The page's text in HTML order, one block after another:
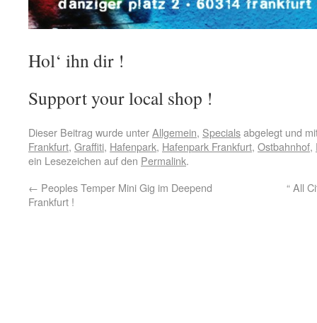
Hol‘ ihn dir !
Support your local shop !
Dieser Beitrag wurde unterAllgemein, Specialsabgelegt und
Frankfurt, Graffiti, Hafenpark, Hafenpark Frankfurt, Ostbahnhof,
ein Lesezeichen auf den Permalink.
← Peoples Temper Mini Gig im Deepend
Frankfurt !
“ All